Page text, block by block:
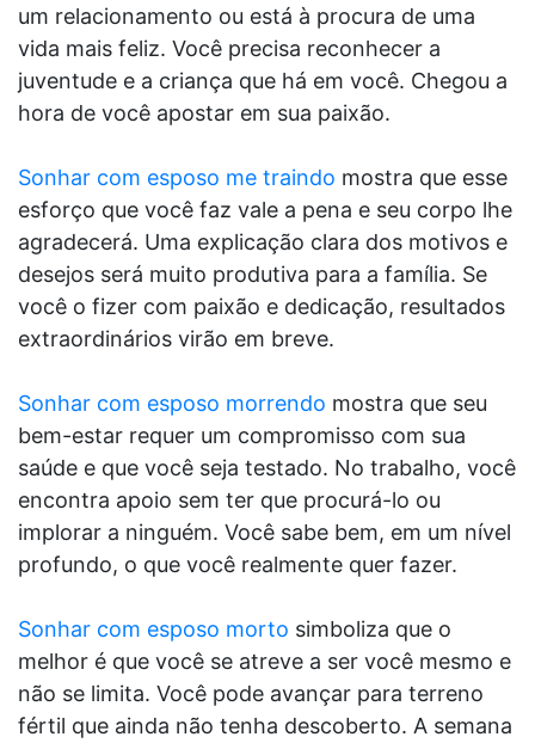
um relacionamento ou está à procura de uma
vida mais feliz. Você precisa reconhecer a
juventude e a criança que há em você. Chegou a
hora de você apostar em sua paixão.
Sonhar com esposo me traindo mostra que esse
esforço que você faz vale a pena e seu corpo lhe
agradecerá. Uma explicação clara dos motivos e
desejos será muito produtiva para a família. Se
você o fizer com paixão e dedicação, resultados
extraordinários virão em breve.
Sonhar com esposo morrendo mostra que seu
bem-estar requer um compromisso com sua
saúde e que você seja testado. No trabalho, você
encontra apoio sem ter que procurá-lo ou
implorar a ninguém. Você sabe bem, em um nível
profundo, o que você realmente quer fazer.
Sonhar com esposo morto simboliza que o
melhor é que você se atreve a ser você mesmo e
não se limita. Você pode avançar para terreno
fértil que ainda não tenha descoberto. A semana